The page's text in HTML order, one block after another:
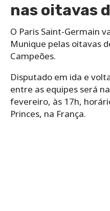
nas oitavas
O Paris Saint-Germain
Munique pelas oitavas
Campeões.
Disputado em ida e
entre as equipes será
fevereiro, às 17h,
Princes, na França.